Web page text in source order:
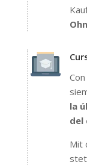
la
del
Mit